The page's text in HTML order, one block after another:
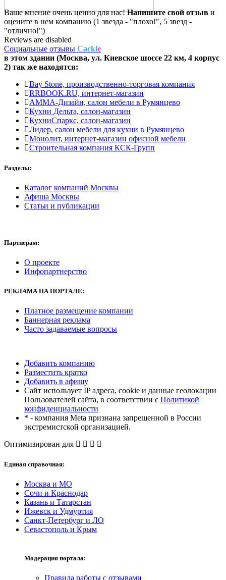
Ваше мнение очень ценно для нас!Напишите свой отзыв и
оцените в нем компанию (1 звезда - "плохо!", 5 звезд -
"отлично!")
Reviews are disabled
Социальные отзывы Cackle
в этом здании (Москва, ул. Киевское шоссе 22 км, 4 корпус
2) так же находятся:
Bay Stone, производственно-торговая компания
RRBOOK.RU, интернет-магазин
АММА-Дизайн, салон мебели в Румянцево
Кухни Дельта, салон-магазин
КухниСпаркс, салон-магазин
Лидер, салон мебели для кухни в Румянцево
Монолит, интернет-магазин офисной мебели
Строительная компания КСК-Групп
Разделы:
Каталог компаний Москвы
Афиша Москвы
Статьи и публикации
Партнерам:
О проекте
Инфопартнерство
РЕКЛАМАНА ПОРТАЛЕ:
Платное размещение компании
Баннерная реклама
Часто задаваемые вопросы
Добавить компанию
Разместить кратко
Добавить в афишу
Сайт использует IP адреса, cookie и данные геолокации
Пользователей сайта, в соответствии с Политикой
конфиденциальности
* - компания Meta признана запрещенной в России
экстремистской организацией.
Оптимизирован для
Единая справочная:
Москва и МО
Сочи и Краснодар
Казань и Татарстан
Ижевск и Удмуртия
Санкт-Петербург и ЛО
Севастополь и Крым
Модерация портала:
Правила работы с отзывами